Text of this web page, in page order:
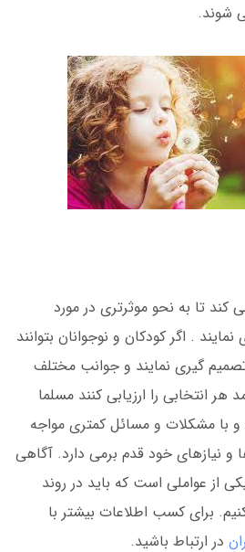
شوند.
کند تا به نحو موثرتری در مورد
. اگر کودکان و نوجوانان بتوانند
تصمیم گیری نمایند و جوانب مختلف
هر انتخابی را ارزیابی کنند مسلما
با مشکلات و مسائل کمتری مواجه
نیازهای خود قدم برمی دارد. آگاهی
از عواملی است که باید در روند
برای کسب اطلاعات بیشتر با
در ارتباط باشید.